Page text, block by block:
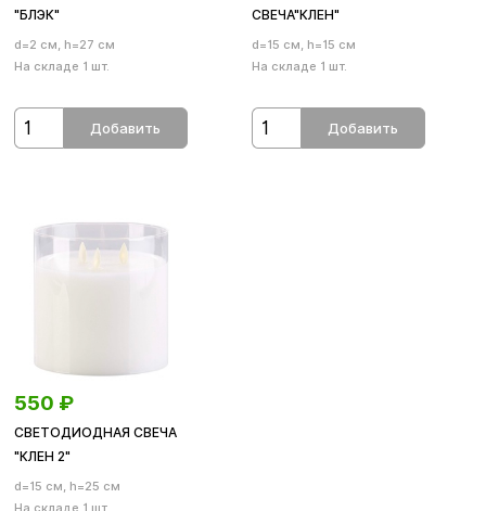
"БЛЭК"
d=2 см, h=27 см
На складе 1 шт.
Добавить
СВЕЧА"КЛЕН"
d=15 см, h=15 см
На складе 1 шт.
Добавить
550 ₽
СВЕТОДИОДНАЯ СВЕЧА
"КЛЕН 2"
d=15 см, h=25 см
На складе 1 шт.